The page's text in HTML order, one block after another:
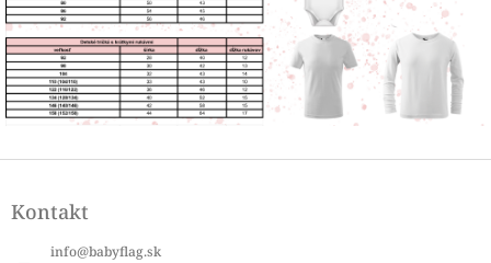
pKontakt
info@babyflag.sk